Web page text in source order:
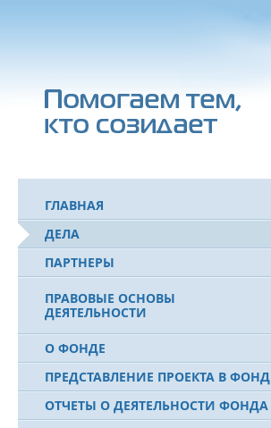
ГЛАВНАЯ
ДЕЛА
ПАРТНЕРЫ
ПРАВОВЫЕ ОСНОВЫ
ДЕЯТЕЛЬНОСТИ
О ФОНДЕ
ПРЕДСТАВЛЕНИЕ ПРОЕКТА В ФОНД
ОТЧЕТЫ О ДЕЯТЕЛЬНОСТИ ФОНДА